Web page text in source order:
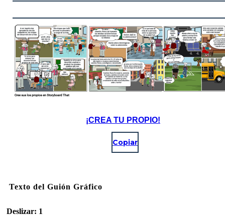
¡CREA TU PROPIO!
Copiar
Texto del Guión Gráfico
Deslizar: 1